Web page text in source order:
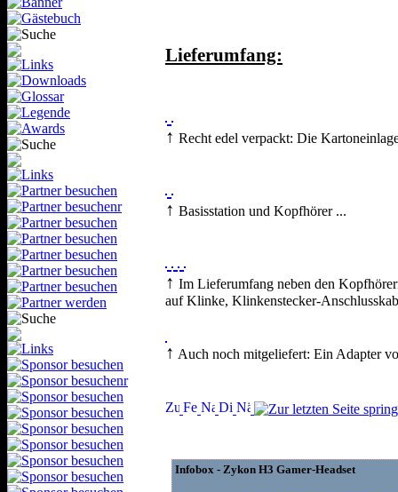
Lieferumfang:
↑ Recht edel verpackt: Die
↑ Basisstation und Kopfhörer ...
↑ Im Lieferumfang neben den
auf Klinke, Klinkenstecker-
↑ Auch noch mitgeliefert: Ein Adapter
Infobox - Zykon H3 Gamer-Headset